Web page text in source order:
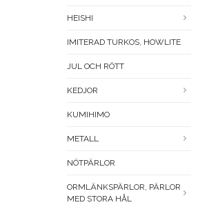
HEISHI
IMITERAD TURKOS, HOWLITE
JUL OCH RÖTT
KEDJOR
KUMIHIMO
METALL
NÖTPÄRLOR
ORMLÄNKSPÄRLOR, PÄRLOR
MED STORA HÅL